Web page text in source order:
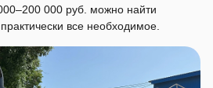
000 руб. можно найти
все необходимое.